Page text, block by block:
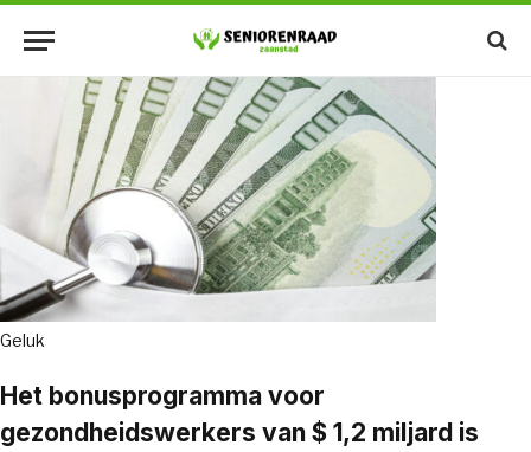
Geluk
Het bonusprogramma voor
gezondheidswerkers van $ 1,2 miljard is